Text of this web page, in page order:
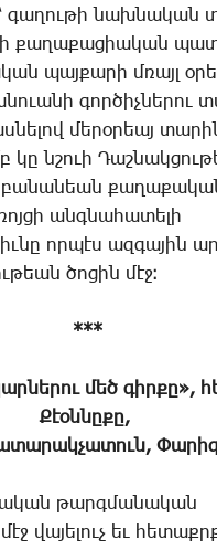
գա­ղու­թի նախ­նա­կան
քա­ղա­քա­ցիա­կան
պայ­քա­րի մռայլ
գոր­ծիչ­նե­րու
մե­րօ­րեայ
կը նշո­ւի
անգ­նա­հա­տե­լի
որ­պէս ազ­գա­յին
ծո­ցին մէջ։
***
մեծ գիր­քը»,
­Քէօն­նը­քը, ­
թարգ­մա­նա­կան
վա­յե­լուչ եւ